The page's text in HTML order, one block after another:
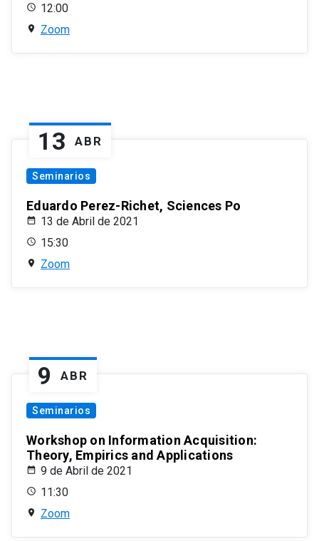
12:00
Zoom
13 ABR
Seminarios
Eduardo Perez-Richet, Sciences Po
13 de Abril de 2021
15:30
Zoom
9 ABR
Seminarios
Workshop on Information Acquisition:
Theory, Empirics and Applications
9 de Abril de 2021
11:30
Zoom